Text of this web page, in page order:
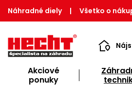
Náhradné diely | Všetko o
Akciové
ponuky